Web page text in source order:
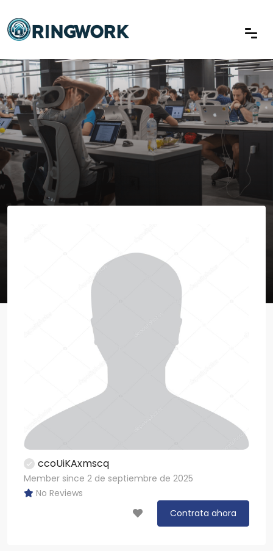
ccoUiKAxmscq
Member since 2 de septiembre de 2025
No Reviews
Contrata ahora